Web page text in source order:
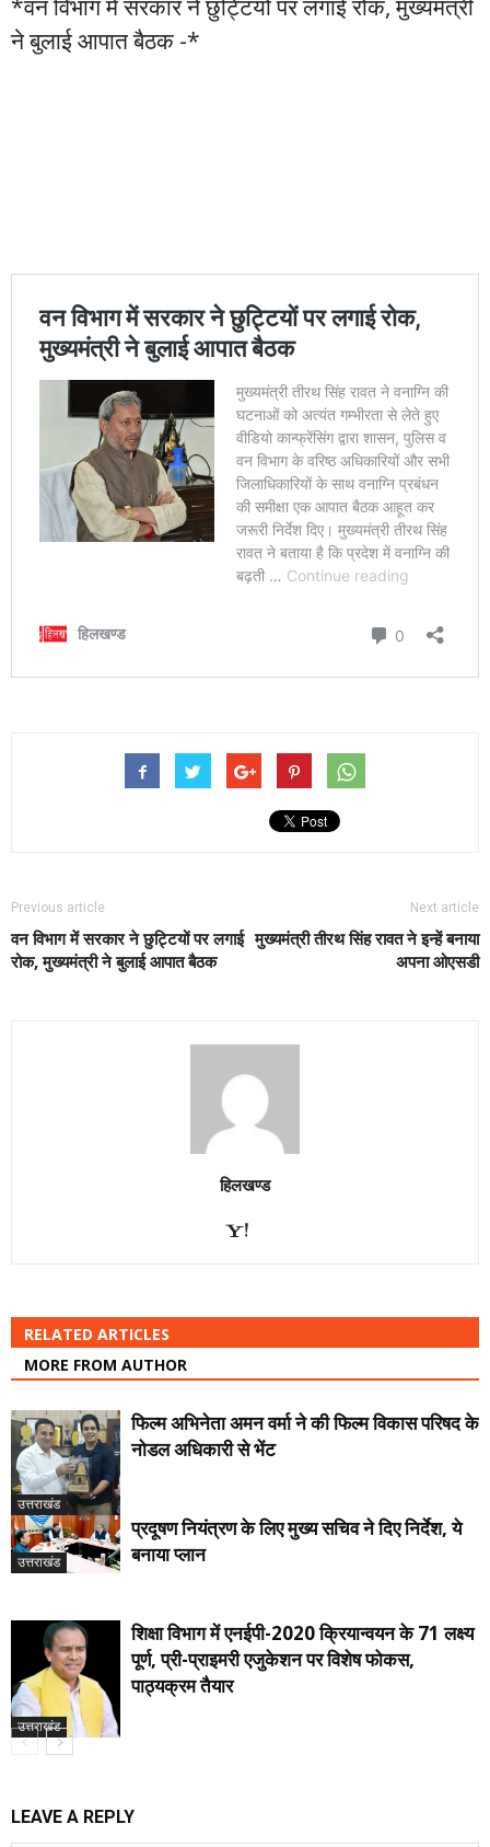
*वन विभाग में सरकार ने छुट्टियों पर लगाई रोक, मुख्यमंत्री
ने बुलाई आपात बैठक -*
Previous article
वन विभाग में सरकार ने छुट्टियों पर लगाई
रोक, मुख्यमंत्री ने बुलाई आपात बैठक
Next article
मुख्यमंत्री तीरथ सिंह रावत ने इन्हें बनाया
अपना ओएसडी
हिलखण्ड
RELATED ARTICLES
MORE FROM AUTHOR
उत्तराखंड
फिल्म अभिनेता अमन वर्मा ने की फिल्म विकास परिषद के
नोडल अधिकारी से भेंट
उत्तराखंड
प्रदूषण नियंत्रण के लिए मुख्य सचिव ने दिए निर्देश, ये
बनाया प्लान
उत्तराखंड
शिक्षा विभाग में एनईपी-2020 क्रियान्वयन के 71 लक्ष्य
पूर्ण, प्री-प्राइमरी एजुकेशन पर विशेष फोकस,
पाठ्यक्रम तैयार
LEAVE A REPLY